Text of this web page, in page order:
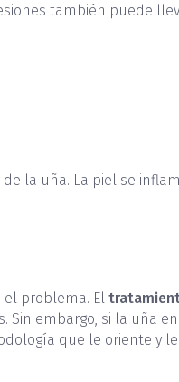
también puede
la uña. La piel se
problema. El
Sin embargo, si la uña
que le oriente y